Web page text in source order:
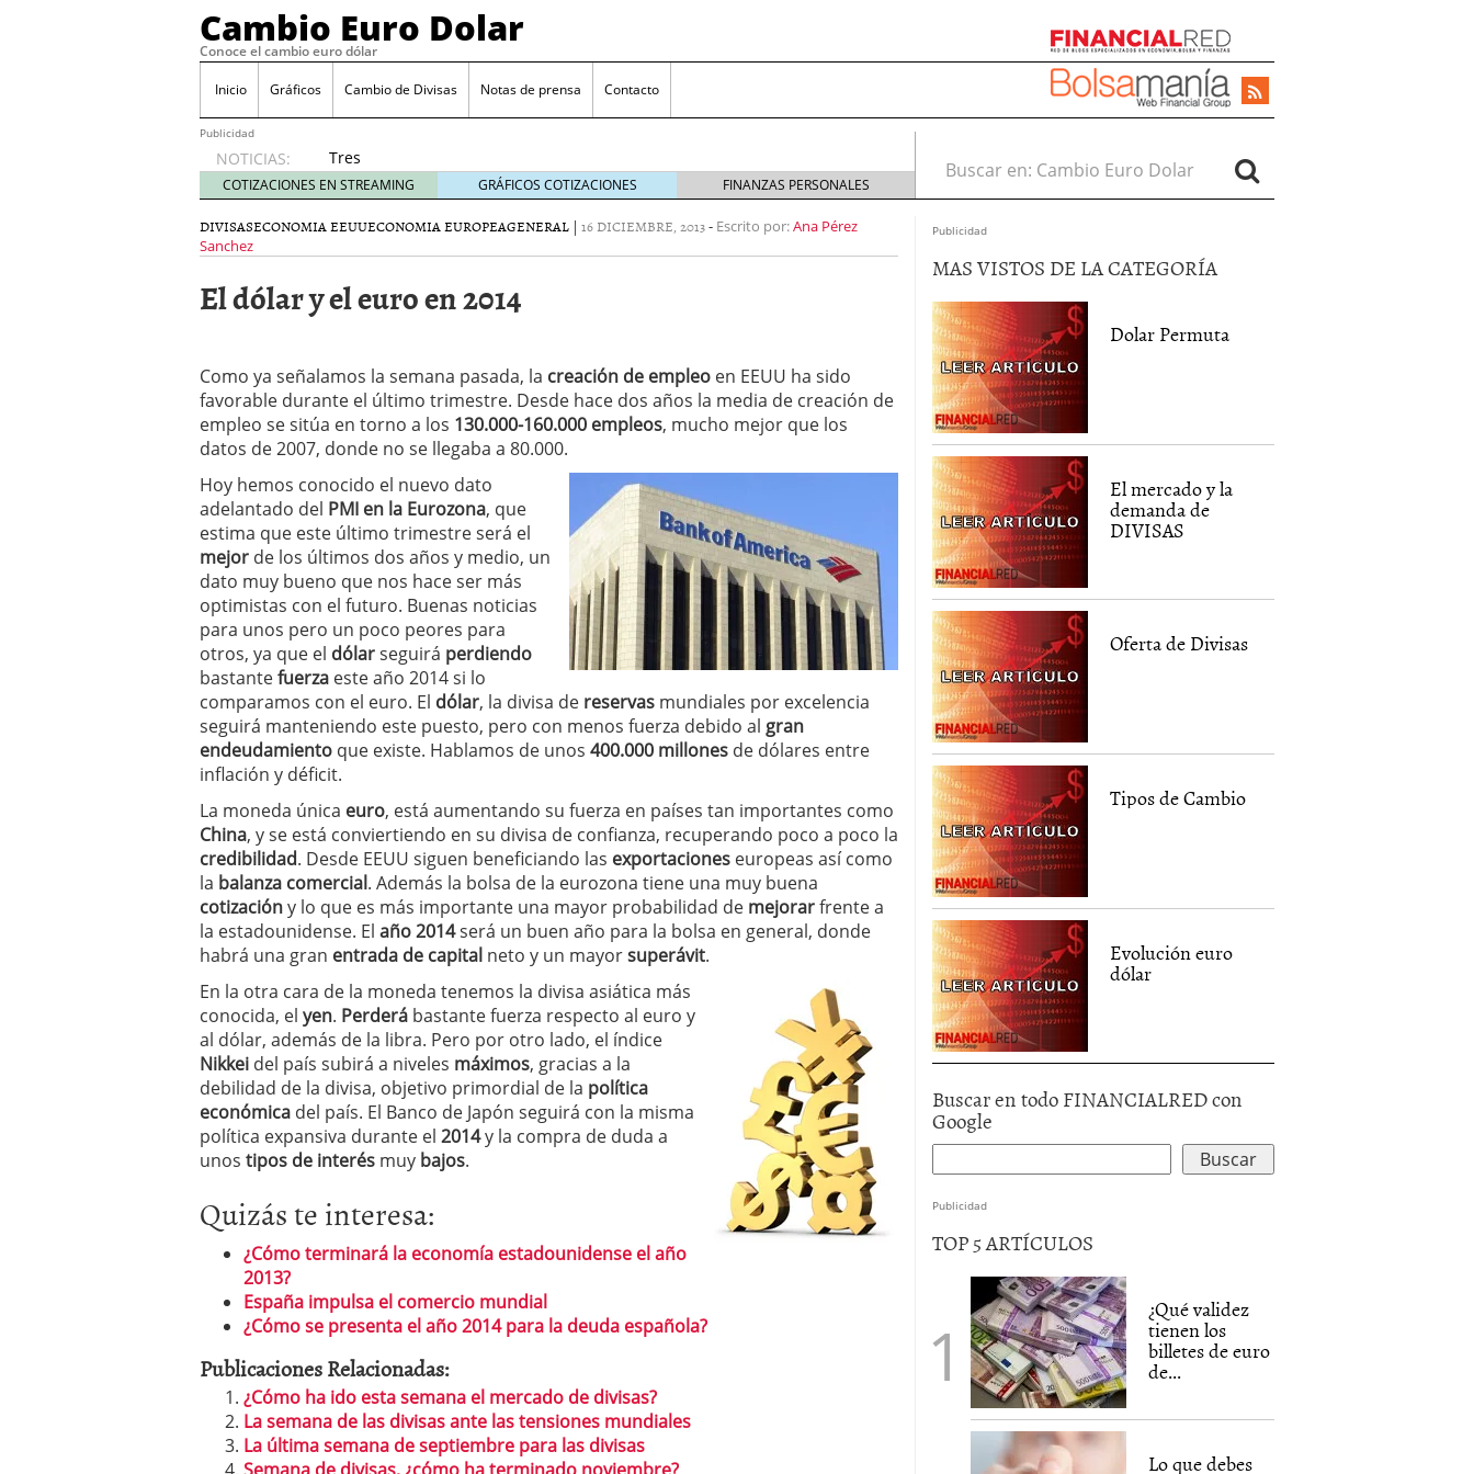
Cambio Euro Dolar
Conoce el cambio euro dólar
Inicio Gráficos Cambio de Divisas Notas de prensa Contacto
Publicidad
NOTICIAS:
Tres
escenarios
posibles
para el
las
decisiones
26/01/2026
Informe de mercado: el euro se mantiene cerca de 1,174 USD tras rebote
del dólar 21/01/2026
Qué está moviendo hoy el cambio euro-dólar
Contexto del dólar fuerte: próximos reportes de empleo de EE. UU. se
convierten en foco principal para el par EUR/USD
El dólar vive su mayor caída anual desde 2017 mientras analistas esperan
más debilidad en 2026 05/01/2026
COTIZACIONES EN STREAMING GRÁFICOS COTIZACIONES FINANZAS PERSONALES
Buscar en:
DIVISASECONOMIA EEUUECONOMIA EUROPEAGENERAL | 16 DICIEMBRE, 2013- Escrito por:Ana Pérez
Sanchez
El dólar y el euro en 2014
Como ya señalamos la semana pasada, la creación de empleo en EEUU ha sido
favorable durante el último trimestre. Desde hace dos años la media de creación de
empleo se sitúa en torno a los 130.000-160.000 empleos, mucho mejor que los
datos de 2007, donde no se llegaba a 80.000.
Hoy hemos conocido el nuevo dato
adelantado del PMI en la Eurozona, que
estima que este último trimestre será el
mejor de los últimos dos años y medio, un
dato muy bueno que nos hace ser más
optimistas con el futuro. Buenas noticias
para unos pero un poco peores para
otros, ya que el dólarseguirá perdiendo
bastantefuerza este año 2014 si lo
comparamos con el euro. El dólar, la divisa de reservas mundiales por excelencia
seguirá manteniendo este puesto, pero con menos fuerza debido al gran
endeudamiento que existe. Hablamos de unos 400.000 millones de dólares entre
inflación y déficit.
La moneda única euro, está aumentando su fuerza en países tan importantes como
China, y se está conviertiendo en su divisa de confianza, recuperando poco a poco la
credibilidad. Desde EEUU siguen beneficiando las exportaciones europeas así como
la balanza comercial. Además la bolsa de la eurozona tiene una muy buena
cotizacióny lo que es más importante una mayor probabilidad de mejorarfrente a
la estadounidense. El año 2014será un buen año para la bolsa en general, donde
habrá una gran entrada de capital neto y un mayorsuperávit.
En la otra cara de la moneda tenemos la divisa asiática más
conocida, el yen. Perderá bastante fuerza respecto al euro y
al dólar, además de la libra. Pero por otro lado, el índice
Nikkei del país subirá a niveles máximos, gracias a la
debilidad de la divisa, objetivo primordial de la política
económica del país. El Banco de Japón seguirá con la misma
política expansiva durante el 2014y la compra de duda a
unos tipos de interés muy bajos.
Quizás te interesa:
¿Cómo terminará la economía estadounidense el año
2013?
España impulsa el comercio mundial
¿Cómo se presenta el año 2014 para la deuda española?
Publicaciones Relacionadas:
¿Cómo ha ido esta semana el mercado de divisas?
La semana de las divisas ante las tensiones mundiales
La última semana de septiembre para las divisas
Publicidad
MAS VISTOS DE LA CATEGORÍA
Dolar Permuta
El mercado y la
demanda de
DIVISAS
Oferta de Divisas
Tipos de Cambio
Evolución euro
dólar
Buscar en todo FINANCIALRED con
Google
Publicidad
TOP 5 ARTÍCULOS
¿Qué validez
tienen los
billetes de euro
de...
Lo que debes